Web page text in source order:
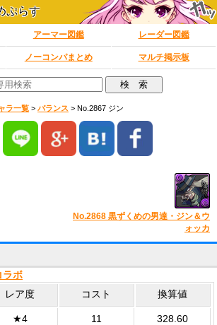
ぷらす
アーマー図鑑 レーダー図鑑
ノーコンパまとめ マルチ掲示板
ラ一覧 > バランス > No.2867 ジン
No.2868 黒ずくめの男達・ジン＆ウ
ォッカ
ラボ
レア度 コスト 換算値
★4 11 328.60